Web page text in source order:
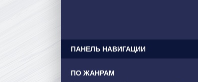
ПАНЕЛЬ НАВИГАЦИИ
ПО ЖАНРАМ